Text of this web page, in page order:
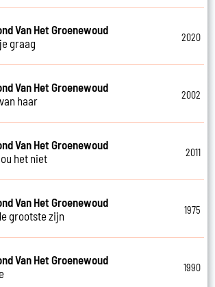
Van Het Groenewoud
graag
2020
Van Het Groenewoud
haar
2002
Van Het Groenewoud
het niet
2011
Van Het Groenewoud
grootste zijn
1975
Van Het Groenewoud
1990